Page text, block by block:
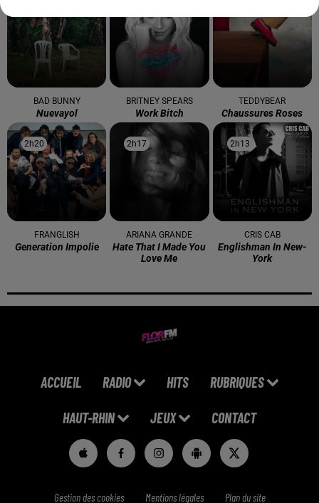
BAD BUNNY
Nuevayol
BRITNEY SPEARS
Work Bitch
TEDDYBEAR
Chaussures Roses
2h20
2h20
FRANGLISH
Generation Impolie
2h17
2h17
ARIANA GRANDE
Hate That I Made You
Love Me
2h13
2h13
CRIS CAB
Englishman In New-
York
ACCUEIL RADIO HITS RUBRIQUES
HAUT-RHIN JEUX CONTACT
Gestion des cookies Mentions légales Plan du site